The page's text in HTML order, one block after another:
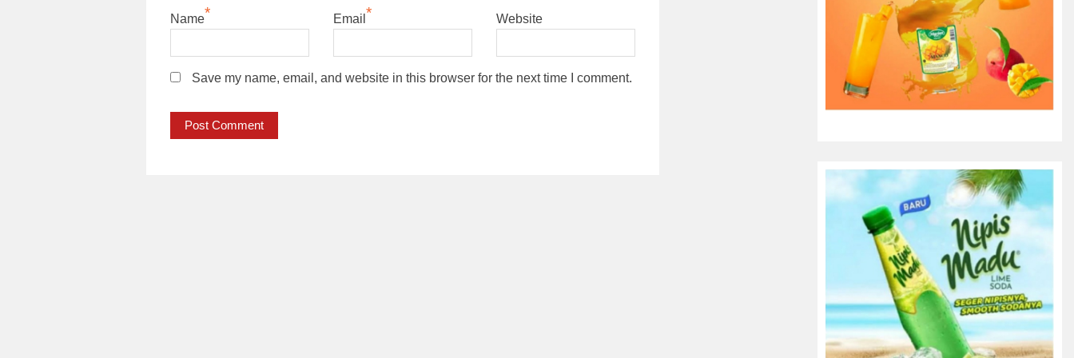
Name* Email * Website
Save my name, email, and website in this browser for the next time I comment.